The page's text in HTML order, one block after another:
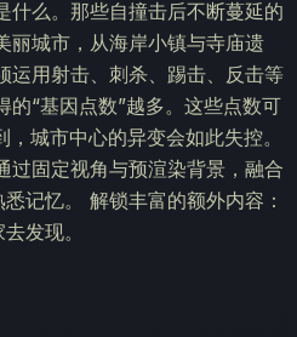
什么。那些自撞击后不断蔓延的
丽城市，从海岸小镇与寺庙遗
运用射击、刺杀、踢击、反击等
“基因点数”越多。这些点数可
城市中心的异变会如此失控。
过固定视角与预渲染背景，融合
记忆。 解锁丰富的额外内容：
发现。